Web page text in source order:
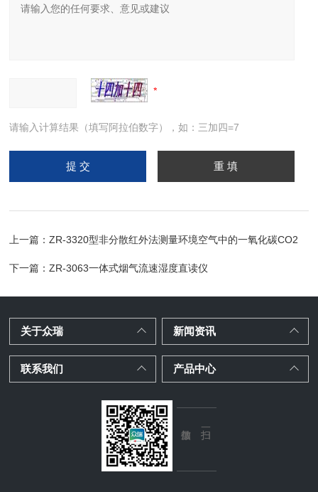
请输入计算结果（填写阿拉伯数字），如：三加四=7
上一篇：ZR-3320型非分散红外法测量环境空气中的一氧化碳CO2
下一篇：ZR-3063一体式烟气流速湿度直读仪
关于众瑞 新闻资讯
联系我们 产品中心